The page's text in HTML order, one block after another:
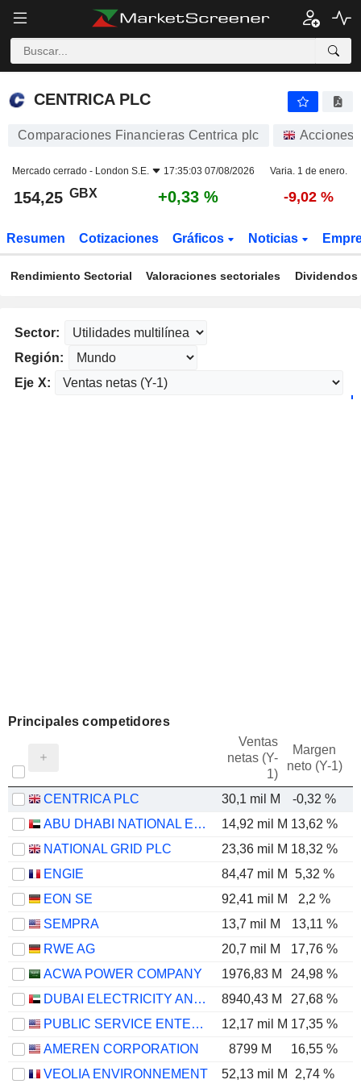
CENTRICA PLC
CENTRICA PLC
Comparaciones Financieras Centrica plc Acciones
Mercado cerrado - London S.E. 17:35:03 07/08/2026 Varia. 1 de enero.
154,25 GBX +0,33 % -9,02 %
Resumen Cotizaciones Gráficos Noticias
Rendimiento Sectorial Valoraciones sectoriales
Sector:
Región:
Eje X:
Principales competidores
Ventas
netas (Y-
1)
Margen
neto (Y-1)
CENTRICA PLC 30,1 mil M -0,32 %
ABU DHABI NATIONAL ENERGY COMPANY
14,92 mil M 13,62 %
NATIONAL GRID PLC
23,36 mil M 18,32 %
ENGIE
84,47 mil M 5,32 %
EON SE
92,41 mil M 2,2 %
SEMPRA
13,7 mil M 13,11 %
RWE AG
20,7 mil M 17,76 %
ACWA POWER COMPANY
1976,83 M 24,98 %
DUBAI ELECTRICITY AND WATER AUTHORITY
8940,43 M 27,68 %
PUBLIC SERVICE ENTERPRISE GROUP, INC.
12,17 mil M 17,35 %
AMEREN CORPORATION
8799 M 16,55 %
VEOLIA ENVIRONNEMENT
52,13 mil M 2,74 %